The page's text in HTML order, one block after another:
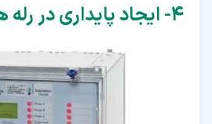
۴‏- ایجاد پایداری در رله ها